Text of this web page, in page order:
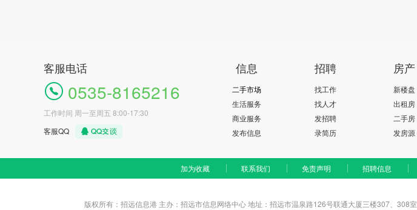
客服电话
0535-8165216
工作时间 周一至周五 8:00-17:30
客服QQ
信息
二手市场
生活服务
商业服务
发布信息
招聘
找工作
找人才
发招聘
录简历
房产
新楼盘
出租房
二手房
发房源
加为收藏 联系我们 免责声明 招聘信息
版权所有：招远信息港 主办：招远市信息网络中心 地址：招远市温泉路126号联通大厦三楼307、308室